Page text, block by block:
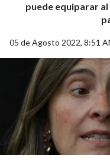
puede equiparar
05 de Agosto 2022, 8:51